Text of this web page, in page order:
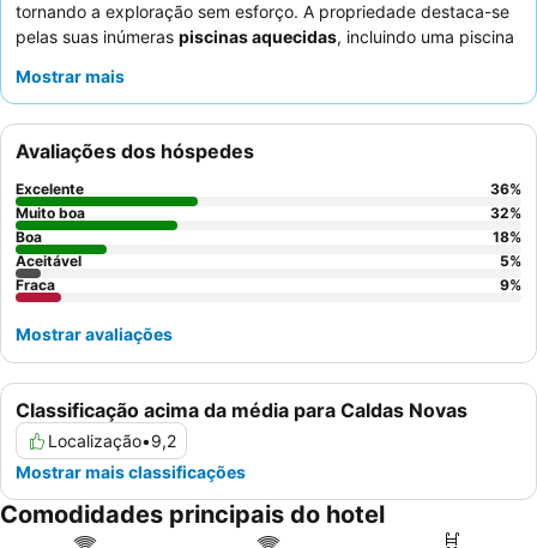
tornando a exploração sem esforço. A propriedade destaca-se
pelas suas inúmeras piscinas aquecidas, incluindo uma piscina
vários parques aquáticos WAM externos. Os hóspedes elogiam
Pipoca", pelas suas atuações envolventes, e o delicioso e
variadobuffet de pequeno-almoço
tranquila, os hóspedes devem considerar solicitar quartos longe
das áreas de eventos para minimizar perturbações de ruído.
Mostrar mais
Classificação acima da média para Caldas Novas
Localização•9,2
Mostrar mais classificações
Avaliações dos hóspedes
Excelente 36%
Muito boa
32%
Boa
18%
Aceitável
5%
Fraca
9%
Mostrar avaliações
Comodidades principais do hotel